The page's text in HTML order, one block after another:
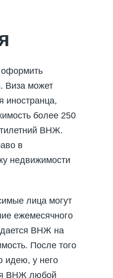
оформить
Виза может
иностранца,
более 250
ВНЖ.
в
недвижимости
лица могут
ежемесячного
ВНЖ на
После того
идею, у него
ВНЖ любой